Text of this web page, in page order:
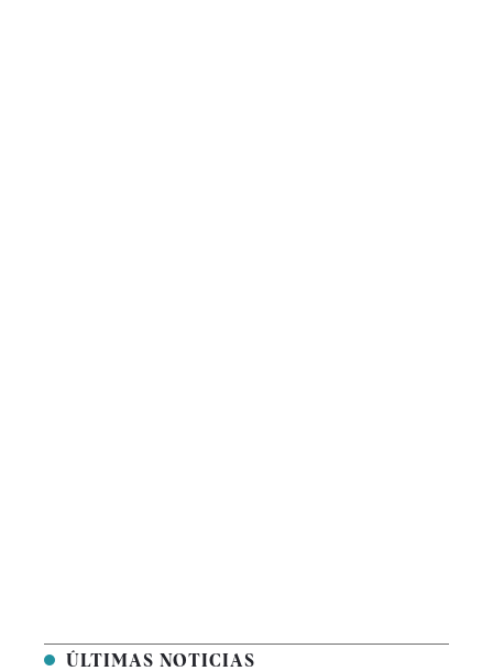
ÚLTIMAS NOTICIAS